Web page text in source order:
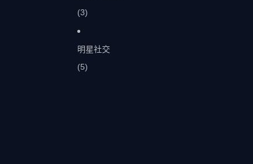
(3)
明星社交
(5)